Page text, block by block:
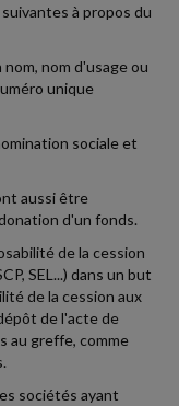
à propos du
nom d'usage ou
unique
sociale et
aussi être
d'un fonds.
de la cession
SEL...) dans un but
de la cession aux
de l'acte de
au greffe, comme
sociétés ayant